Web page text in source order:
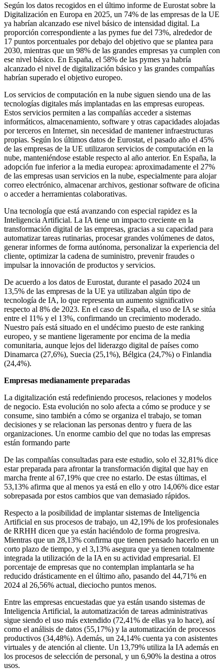
Según los datos recogidos en el último informe de Eurostat sobre la
Digitalización en Europa en 2025, un 74% de las empresas de la UE
ya habrían alcanzado ese nivel básico de intensidad digital. La
proporción correspondiente a las pymes fue del 73%, alrededor de
17 puntos porcentuales por debajo del objetivo que se plantea para
2030, mientras que un 98% de las grandes empresas ya cumplen con
ese nivel básico. En España, el 58% de las pymes ya habría
alcanzado el nivel de digitalización básico y las grandes compañías
habrían superado el objetivo europeo.
Los servicios de computación en la nube siguen siendo una de las
tecnologías digitales más implantadas en las empresas europeas.
Estos servicios permiten a las compañías acceder a sistemas
informáticos, almacenamiento, software y otras capacidades alojadas
por terceros en Internet, sin necesidad de mantener infraestructuras
propias. Según los últimos datos de Eurostat, el pasado año el 45%
de las empresas de la UE utilizaron servicios de computación en la
nube, manteniéndose estable respecto al año anterior. En España, la
adopción fue inferior a la media europea: aproximadamente el 27%
de las empresas usan servicios en la nube, especialmente para alojar
correo electrónico, almacenar archivos, gestionar software de oficina
o acceder a herramientas colaborativas.
Una tecnología que está avanzando con especial rapidez es la
Inteligencia Artificial. La IA tiene un impacto creciente en la
transformación digital de las empresas, gracias a su capacidad para
automatizar tareas rutinarias, procesar grandes volúmenes de datos,
generar informes de forma autónoma, personalizar la experiencia del
cliente, optimizar la cadena de suministro, prevenir fraudes o
impulsar la innovación de productos y servicios.
De acuerdo a los datos de Eurostat, durante el pasado 2024 un
13,5% de las empresas de la UE ya utilizaban algún tipo de
tecnología de IA, lo que representa un aumento significativo
respecto al 8% de 2023. En el caso de España, el uso de IA se sitúa
entre el 11% y el 13%, confirmando un crecimiento moderado.
Nuestro país está situado en el undécimo puesto de este ranking
europeo, y se mantiene ligeramente por encima de la media
comunitaria, aunque lejos del liderazgo digital de países como
Dinamarca (27,6%), Suecia (25,1%), Bélgica (24,7%) o Finlandia
(24,4%).
Empresas medianamente preparadas
La digitalización está redefiniendo procesos, relaciones y modelos
de negocio. Esta evolución no solo afecta a cómo se produce y se
consume, sino también a cómo se organiza el trabajo, se toman
decisiones y se relacionan las personas dentro y fuera de las
organizaciones. Un enorme cambio del que no todas las empresas
están formando parte
De las compañías consultadas para este estudio, solo el 32,81% dice
estar preparada para afrontar la transformación digital que hay en
marcha frente al 67,19% que cree no estarlo. De estas últimas, el
53,13% afirma que al menos ya está en ello y otro 14,06% dice estar
sobrepasada por estos cambios que van demasiado rápidos.
Respecto a la posibilidad de implantar sistemas de Inteligencia
Artificial en sus procesos de trabajo, un 42,19% de los profesionales
de RRHH dicen que ya están haciéndolo de forma progresiva.
Mientras que un 28,13% confirma que tienen pensado hacerlo en un
corto plazo de tiempo, y el 3,13% asegura que ya tienen totalmente
integrada la utilización de la IA en su actividad empresarial. El
porcentaje de empresas que no contemplan implantarla se ha
reducido drásticamente en el último año, pasando del 44,71% en
2024 al 26,56% actual, dieciocho puntos menos.
Entre las empresas encuestadas que ya están usando sistemas de
Inteligencia Artificial, la automatización de tareas administrativas
sigue siendo el uso más extendido (72,41% de ellas ya lo hace), así
como el análisis de datos (55,17%) y la automatización de procesos
productivos (34,48%). Además, un 24,14% cuenta ya con asistentes
virtuales y de atención al cliente. Un 13,79% utiliza la IA además en
los procesos de selección de personal, y un 6,90% la destina a otros
usos.